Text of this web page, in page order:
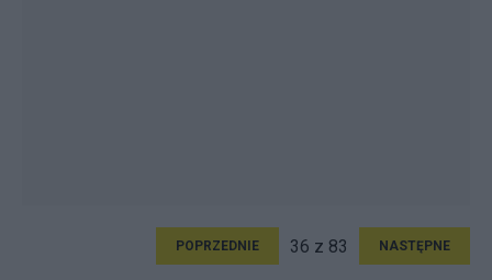
POPRZEDNIE 36 z 83 NASTĘPNE